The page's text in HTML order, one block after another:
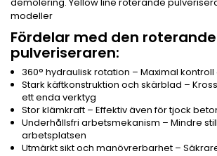
demolering. Yellow line roterande
modeller
Fördelar med den roterande
pulveriseraren:
360° hydraulisk rotation – Maximal
Stark käftkonstruktion och skärblad –
ett enda verktyg
Stor klämkraft – Effektiv även för tjock
Underhållsfri arbetsmekanism – Mindre
arbetsplatsen
Utmärkt sikt och manövrerbarhet –